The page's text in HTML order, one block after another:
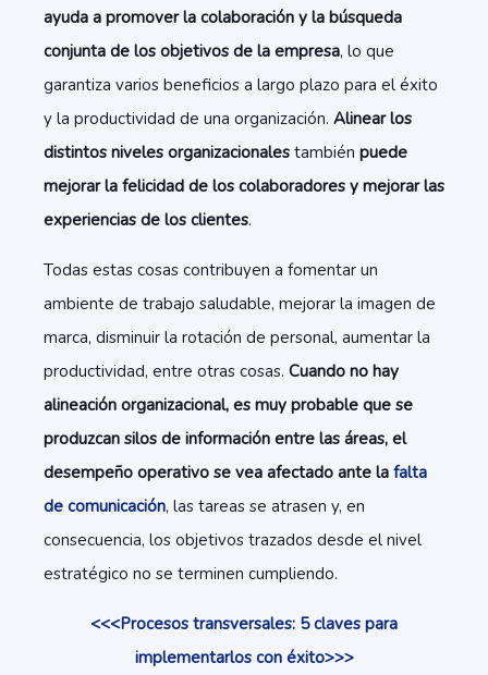
ayuda a promover la colaboración y la búsqueda
conjunta de los objetivos de la empresa, lo que
garantiza varios beneficios a largo plazo para el éxito
y la productividad de una organización. Alinear los
distintos niveles organizacionales también puede
mejorar la felicidad de los colaboradores y mejorar las
experiencias de los clientes.
Todas estas cosas contribuyen a fomentar un
ambiente de trabajo saludable, mejorar la imagen de
marca, disminuir la rotación de personal, aumentar la
productividad, entre otras cosas. Cuando no hay
alineación organizacional, es muy probable que se
produzcan silos de información entre las áreas, el
desempeño operativo se vea afectado ante la falta
de comunicación, las tareas se atrasen y, en
consecuencia, los objetivos trazados desde el nivel
estratégico no se terminen cumpliendo.
<<<Procesos transversales: 5 claves para
implementarlos con éxito>>>